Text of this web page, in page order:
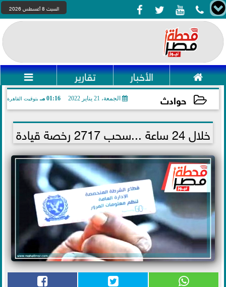
    السبت 8 أغسطس 2026
 الأخبار تقارير 
حوادث الجمعة، 21 يناير 2022 01:16 مـ بتوقيت القاهرة
2022-01-21 13:16:02
خلال 24 ساعة ...سحب 2717 رخصة قيادة